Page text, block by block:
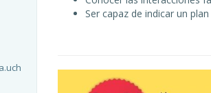
Ser capaz de indicar un